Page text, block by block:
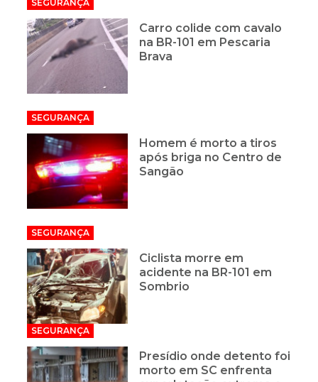
SEGURANÇA
Carro colide com cavalo
na BR-101 em Pescaria
Brava
SEGURANÇA
Homem é morto a tiros
após briga no Centro de
Sangão
SEGURANÇA
Ciclista morre em
acidente na BR-101 em
Sombrio
SEGURANÇA
Presídio onde detento foi
morto em SC enfrenta